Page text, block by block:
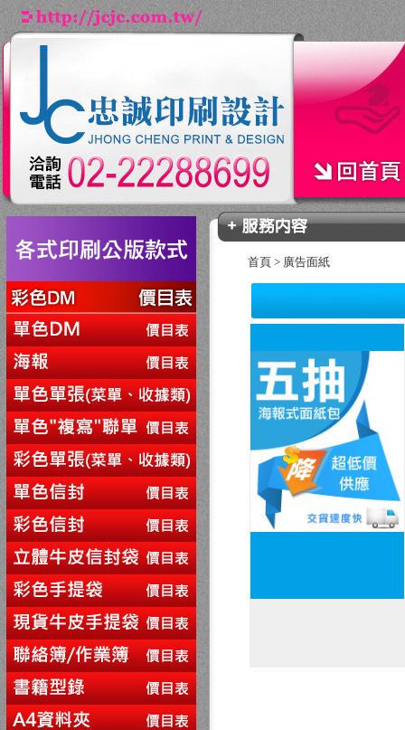
首頁 > 廣告面紙